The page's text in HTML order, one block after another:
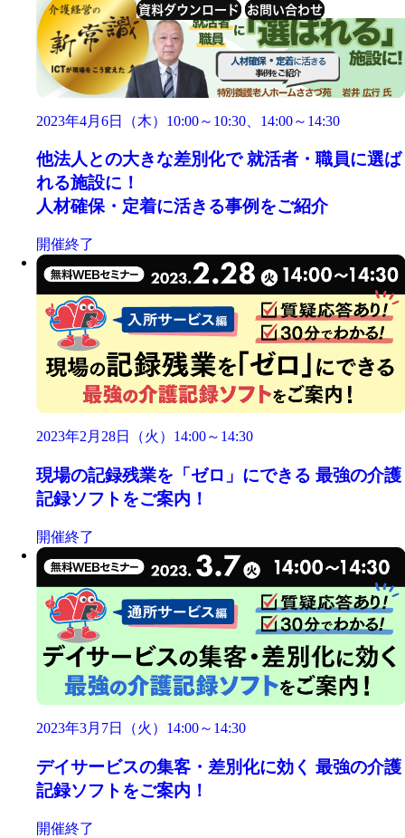
資料ダウンロード お問い合わせ
2023年4月6日（木）10:00～10:30、14:00～14:30
他法人との大きな差別化で 就活者・職員に選ば
れる施設に！
人材確保・定着に活きる事例をご紹介
開催終了
2023年2月28日（火）14:00～14:30
現場の記録残業を「ゼロ」にできる 最強の介護
記録ソフトをご案内！
開催終了
2023年3月7日（火）14:00～14:30
デイサービスの集客・差別化に効く 最強の介護
記録ソフトをご案内！
開催終了